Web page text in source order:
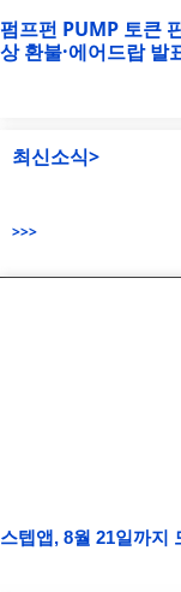
펌프펀 PUMP 토큰
상 환불·에어드랍 발
최신소식>
>>>
스텝앱, 8월 21일까지